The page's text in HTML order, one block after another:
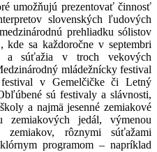
umožňujú prezentovať činnosť
slovenských ľudových
prehliadku sólistov
sa každoročne v septembri
a súťažia v troch vekových
mládežnícky festival
v Gemelčičke či Letný
sú festivaly a slávnosti,
a najmä jesenné zemiakové
jedál, výmenou
zemiakov, rôznymi súťažami
programom – napríklad